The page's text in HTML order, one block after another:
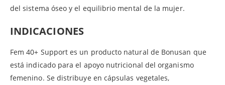
del sistema óseo y el equilibrio mental de la mujer.
INDICACIONES
Fem 40+ Support es un producto natural de Bonusan que
está indicado para el apoyo nutricional del organismo
femenino. Se distribuye en cápsulas vegetales,